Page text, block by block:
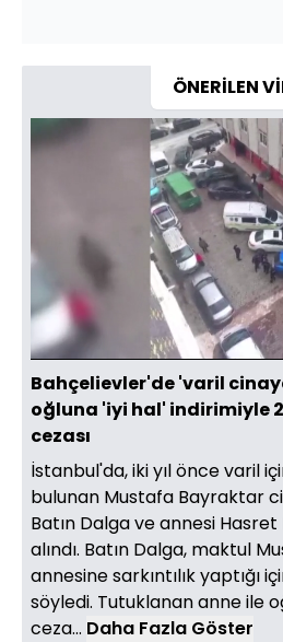
ÖNERİLEN
Aç
Yüklendi
16.28%
Bahçelievler'de 'varil
oğluna 'iyi hal' indirimiyle
cezası
İstanbul'da, iki yıl önce varil
bulunan Mustafa Bayraktar
Batın Dalga ve annesi Hasret
alındı. Batın Dalga, maktul
annesine sarkıntılık yaptığı
söyledi. Tutuklanan anne ile
ceza... Daha Fazla Göster